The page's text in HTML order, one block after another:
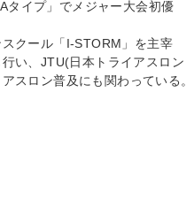
タイプ」でメジャー大会初優
クール「I-STORM」を主宰
い、JTU(日本トライアスロン
スロン普及にも関わっている。